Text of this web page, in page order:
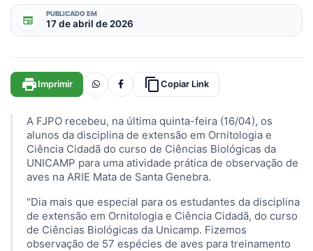
newspaper
PUBLICADO EM
17 de abril de 2026
print Imprimir content_copy Copiar Link
A FJPO recebeu, na última quinta-feira (16/04), os
alunos da disciplina de extensão em Ornitologia e
Ciência Cidadã do curso de Ciências Biológicas da
UNICAMP para uma atividade prática de observação de
aves na ARIE Mata de Santa Genebra.
"Dia mais que especial para os estudantes da disciplina
de extensão em Ornitologia e Ciência Cidadã, do curso
de Ciências Biológicas da Unicamp. Fizemos
observação de 57 espécies de aves para treinamento